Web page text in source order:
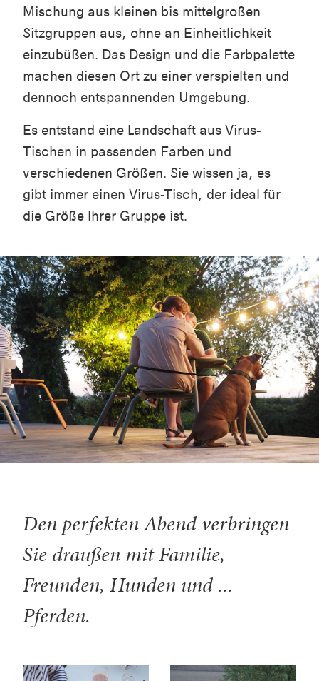
Mischung aus kleinen bis mittelgroßen
Sitzgruppen aus, ohne an Einheitlichkeit
einzubüßen. Das Design und die Farbpalette
machen diesen Ort zu einer verspielten und
dennoch entspannenden Umgebung.
Es entstand eine Landschaft aus Virus-
Tischen in passenden Farben und
verschiedenen Größen. Sie wissen ja, es
gibt immer einen Virus-Tisch, der ideal für
die Größe Ihrer Gruppe ist.
Den perfekten Abend verbringen
Sie draußen mit Familie,
Freunden, Hunden und ...
Pferden.